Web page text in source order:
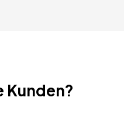
Kunden?